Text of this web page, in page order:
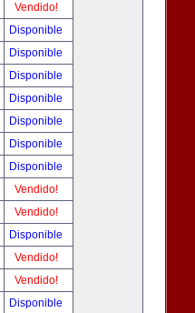
Vendido!
Disponible
Disponible
Disponible
Disponible
Disponible
Disponible
Disponible
Vendido!
Vendido!
Disponible
Vendido!
Vendido!
Disponible